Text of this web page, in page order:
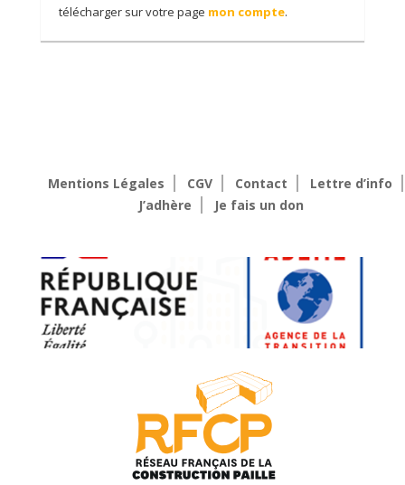
télécharger sur votre page mon compte.
Mentions Légales CGV Contact
Lettre d’info
J’adhère
Je fais un don